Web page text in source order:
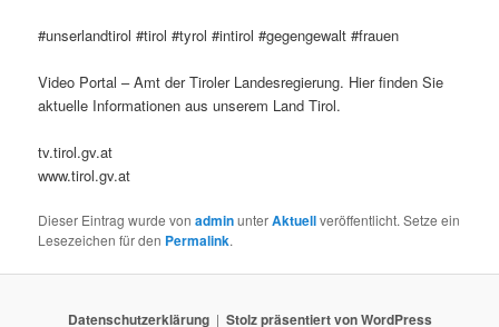
#unserlandtirol #tirol #tyrol #intirol #gegengewalt #frauen
Video Portal – Amt der Tiroler Landesregierung. Hier finden Sie
aktuelle Informationen aus unserem Land Tirol.
tv.tirol.gv.at
www.tirol.gv.at
Dieser Eintrag wurde vonadminunterAktuellveröffentlicht. Setze ein
Lesezeichen für den Permalink.
Datenschutzerklärung Stolz präsentiert von WordPress